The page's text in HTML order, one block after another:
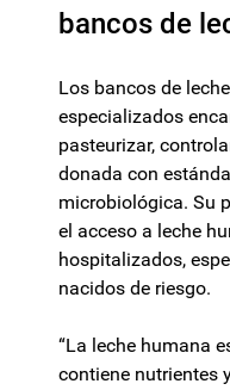
bancos de
Los bancos de
especializados
pasteurizar,
donada con
microbiológica. Su
el acceso a leche
hospitalizados,
nacidos de riesgo.
“La leche humana
contiene nutrientes